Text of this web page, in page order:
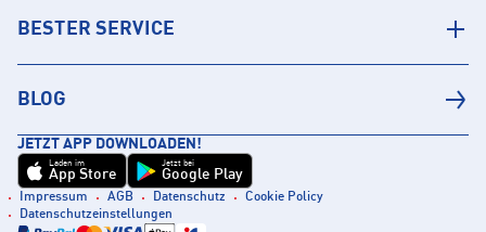
BESTER SERVICE
BLOG
JETZT APP DOWNLOADEN!
Laden im
App Store
Jetzt bei
Google Play
Impressum AGB Datenschutz
Cookie Policy
Datenschutzeinstellungen